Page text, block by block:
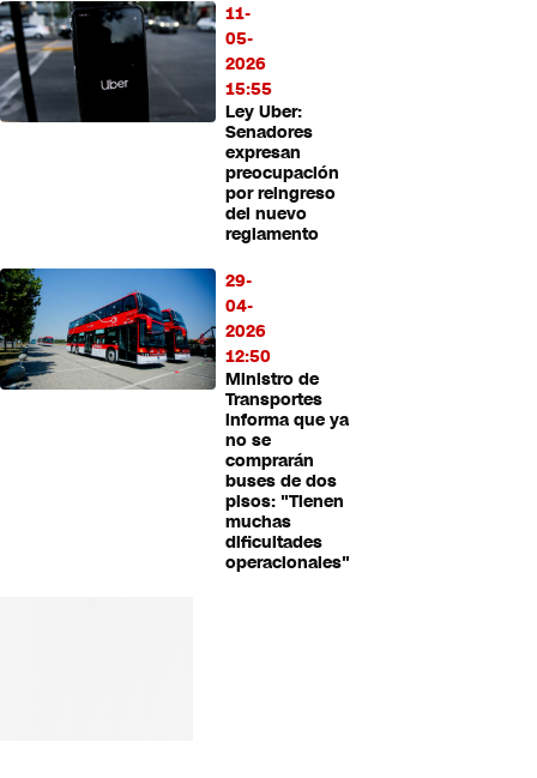
11-
05-
2026
15:55
Ley Uber:
Senadores
expresan
preocupación
por reingreso
del nuevo
reglamento
29-
04-
2026
12:50
Ministro de
Transportes
informa que ya
no se
comprarán
buses de dos
pisos: "Tienen
muchas
dificultades
operacionales"